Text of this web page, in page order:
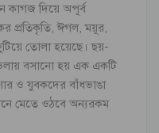
কাগজ দিয়ে অপূর্ব
প্রতিকৃতি, ঈগল, ময়ূর,
তোলা হয়েছে। ছয়-
বসানো হয় এক একটি
ও যুবকদের বাঁধভাঙা
মেতে ওঠবে অন্যরকম